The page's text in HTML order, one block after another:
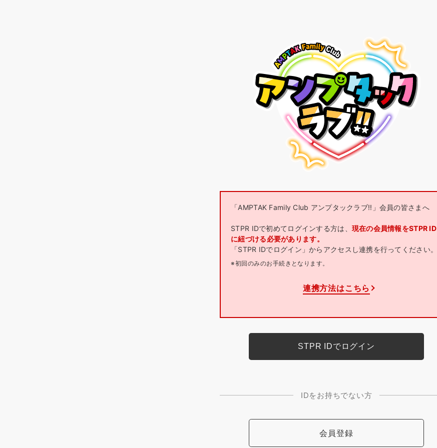
「AMPTAK Family Club アンプタックラブ!!」会員の皆さまへ
STPR IDで初めてログインする方は、 現在の会員情報をSTPR ID
に紐づける必要があります。
「STPR IDでログイン」からアクセスし連携を行ってください。
※初回のみのお手続きとなります。
連携方法はこちら
IDをお持ちでない方
会員登録